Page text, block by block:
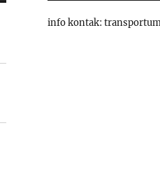
info kontak: